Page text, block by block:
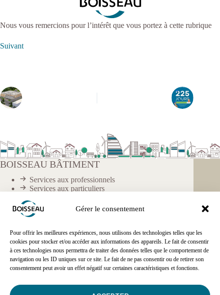
Gérer le consentement
Pour offrir les meilleures expériences, nous utilisons des technologies telles que les
cookies pour stocker et/ou accéder aux informations des appareils. Le fait de consentir
à ces technologies nous permettra de traiter des données telles que le comportement de
navigation ou les ID uniques sur ce site. Le fait de ne pas consentir ou de retirer son
consentement peut avoir un effet négatif sur certaines caractéristiques et fonctions.
Nous vous remercions pour l’intérêt que vous portez à cette rubrique
Suivant
BOISSEAU BÂTIMENT
Services aux professionnels
Services aux particuliers
Nous contacter
À PROPOS DU SITE
Mentions légales
Politique de confidentialité
Politique de cookies